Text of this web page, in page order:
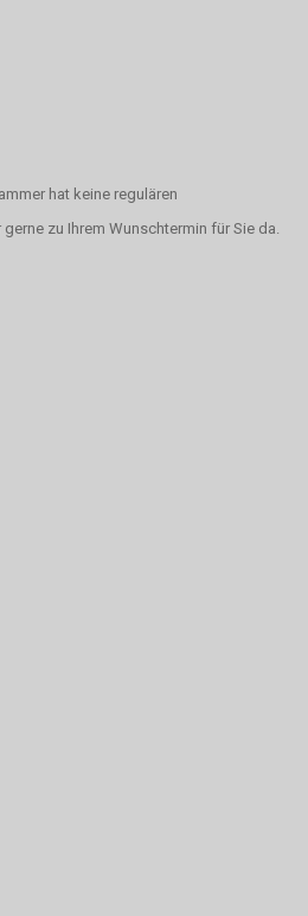
hat keine regulären
zu Ihrem Wunschtermin für Sie da.